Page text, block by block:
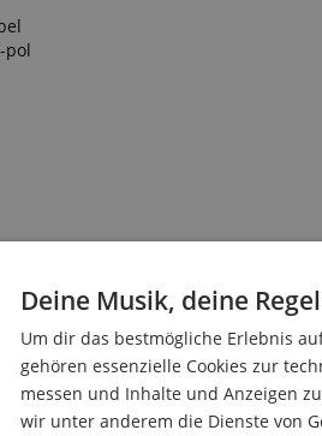
pol
Deine Musik, deine
Um dir das bestmögliche Erlebnis
gehören essenzielle Cookies zur
messen und Inhalte und Anzeigen
wir unter anderem die Dienste von